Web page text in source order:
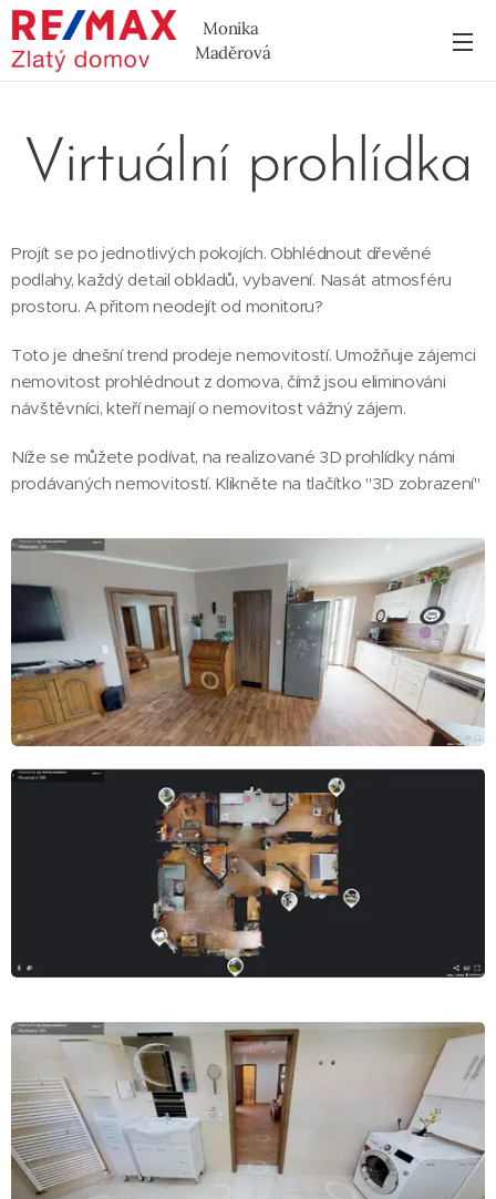
Monika
Maděrová
Virtuální prohlídka
Projít se po jednotlivých pokojích. Obhlédnout dřevěné
podlahy, každý detail obkladů, vybavení. Nasát atmosféru
prostoru. A přitom neodejít od monitoru?
Toto je dnešní trend prodeje nemovitostí. Umožňuje zájemci
nemovitost prohlédnout z domova, čímž jsou eliminováni
návštěvníci, kteří nemají o nemovitost vážný zájem.
Níže se můžete podívat, na realizované 3D prohlídky námi
prodávaných nemovitostí. Klikněte na tlačítko "3D zobrazení"